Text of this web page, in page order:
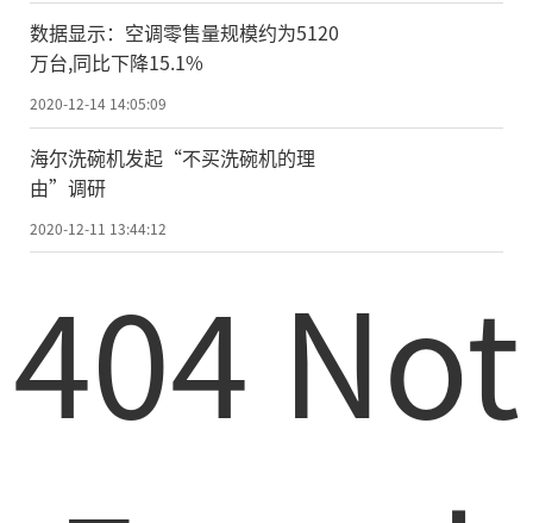
多，蒸发器、冷凝器尘垢太厚，氟利昂泄漏;
内外机通风口被异物堵塞;制热时设定温度
过低，制冷时设定温度过高; 制热时环境温
度偏低，则空调能效比降低，与氟利昂蒸发
温度的温差就小，换热效果随之变差，热风
就少了。
空调跳闸、漏电保护器工作、定时器未进入
运行位置、电源开关在“关”的位置、电源
插头未插、电源保险丝断开、电源电压太
低、遥控器电池电能耗尽或正负极装反、环
数据显示：空调零售量规模约为5120
万台,同比下降15.1%
2020-12-14 14:05:09
海尔洗碗机发起“不买洗碗机的理
由”调研
2020-12-11 13:44:12
404 Not